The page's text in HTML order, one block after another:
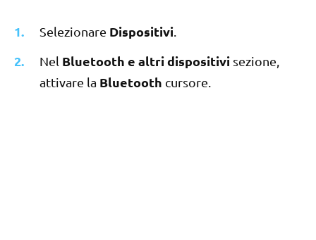
Selezionare Dispositivi
Nel Bluetooth e altri dispositivi sezione,
attivare la Bluetooth cursore.